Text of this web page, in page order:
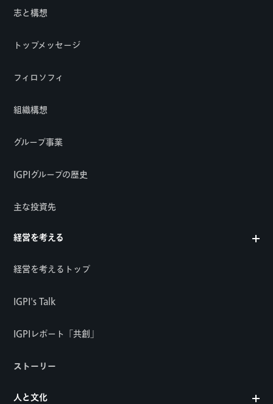
志と構想
トップメッセージ
フィロソフィ
組織構想
グループ事業
IGPIグループの歴史
主な投資先
経営を考える
経営を考えるトップ
IGPI's Talk
IGPIレポート「共創」
ストーリー
人と文化